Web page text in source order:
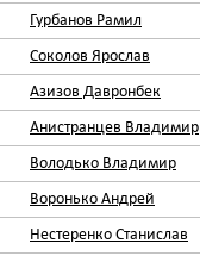
Гурбанов Рамил
Соколов Ярослав
Азизов Давронбек
Анистранцев Владимир
Володько Владимир
Воронько Андрей
Нестеренко Станислав